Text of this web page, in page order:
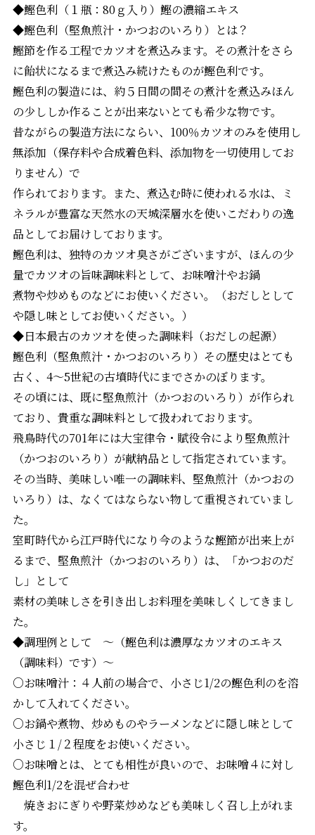
◆鰹色利（１瓶：80ｇ入り）鰹の濃縮エキス
◆鰹色利（堅魚煎汁・かつおのいろり）とは？
鰹節を作る工程でカツオを煮込みます。その煮汁をさら
に飴状になるまで煮込み続けたものが鰹色利です。
鰹色利の製造には、約５日間の間その煮汁を煮込みほん
の少ししか作ることが出来ないとても希少な物です。
昔ながらの製造方法にならい、100％カツオのみを使用し
無添加（保存料や合成着色料、添加物を一切使用してお
りません）で
作られております。また、煮込む時に使われる水は、ミ
ネラルが豊富な天然水の天城深層水を使いこだわりの逸
品としてお届けしております。
鰹色利は、独特のカツオ臭さがございますが、ほんの少
量でカツオの旨味調味料として、お味噌汁やお鍋
煮物や炒めものなどにお使いください。（おだしとして
や隠し味としてお使いください。）
◆日本最古のカツオを使った調味料（おだしの起源）
鰹色利（堅魚煎汁・かつおのいろり）その歴史はとても
古く、4〜5世紀の古墳時代にまでさかのぼります。
その頃には、既に堅魚煎汁（かつおのいろり）が作られ
ており、貴重な調味料として扱われております。
飛鳥時代の701年には大宝律令・賦役令により堅魚煎汁
（かつおのいろり）が献納品として指定されています。
その当時、美味しい唯一の調味料、堅魚煎汁（かつおの
いろり）は、なくてはならない物して重視されていまし
た。
室町時代から江戸時代になり今のような鰹節が出来上が
るまで、堅魚煎汁（かつおのいろり）は、「かつおのだ
し」として
素材の美味しさを引き出しお料理を美味しくしてきまし
た。
◆調理例として 〜（鰹色利は濃厚なカツオのエキス
（調味料）です）〜
○お味噌汁：４人前の場合で、小さじ1/2の鰹色利のを溶
かして入れてください。
○お鍋や煮物、炒めものやラーメンなどに隠し味として
小さじ１/２程度をお使いください。
○お味噌とは、とても相性が良いので、お味噌４に対し
鰹色利1/2を混ぜ合わせ
焼きおにぎりや野菜炒めなども美味しく召し上がれま
す。